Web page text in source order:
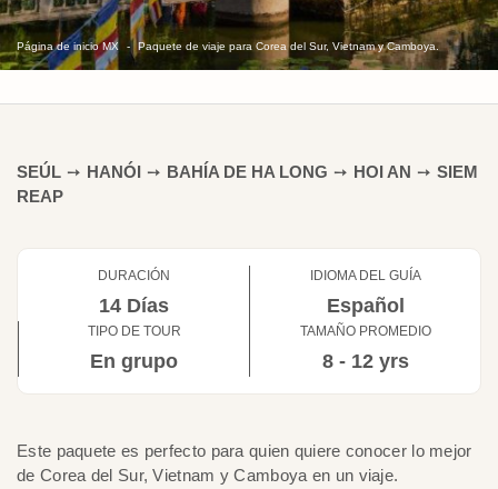
Página de inicio MX Paquete de viaje para Corea del Sur, Vietnam y Camboya.
SEÚL ➙ HANÓI ➙ BAHÍA DE HA LONG ➙ HOI AN ➙ SIEM
REAP
DURACIÓN
14 Días
IDIOMA DEL GUÍA
Español
TIPO DE TOUR
En grupo
TAMAÑO PROMEDIO
8 - 12 yrs
Este paquete es perfecto para quien quiere conocer lo mejor
de Corea del Sur, Vietnam y Camboya en un viaje.